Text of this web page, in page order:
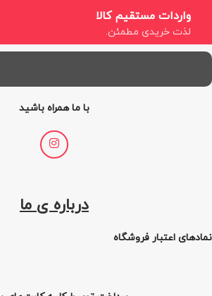
واردات مستقیم کالا
لذت خریدی مطمئن.
با ما همراه باشید
درباره ی ما
نمادهای اعتبار فروشگاه